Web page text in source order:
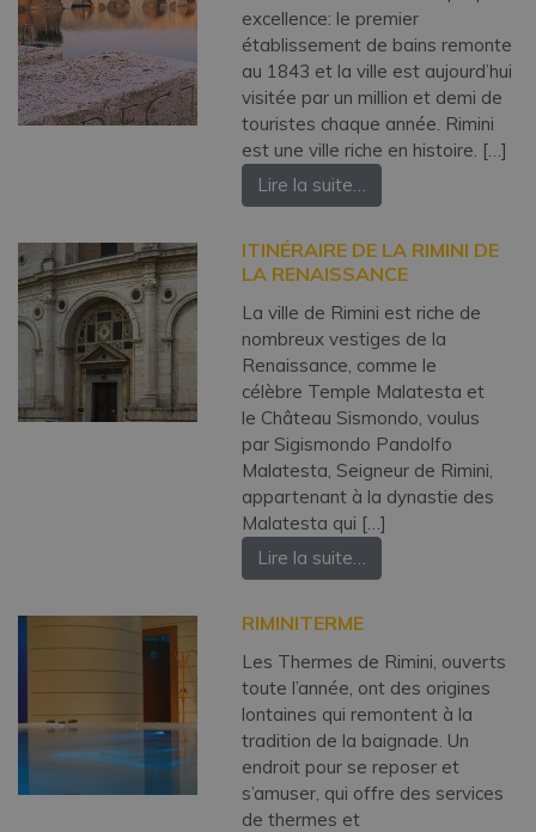
excellence: le premier
établissement de bains remonte
au 1843 et la ville est aujourd’hui
visitée par un million et demi de
touristes chaque année. Rimini
est une ville riche en histoire. […]
Lire la suite…
ITINÉRAIRE DE LA RIMINI DE
LA RENAISSANCE
La ville de Rimini est riche de
nombreux vestiges de la
Renaissance, comme le
célèbre Temple Malatesta et
le Château Sismondo, voulus
par Sigismondo Pandolfo
Malatesta, Seigneur de Rimini,
appartenant à la dynastie des
Malatesta qui […]
Lire la suite…
RIMINITERME
Les Thermes de Rimini, ouverts
toute l’année, ont des origines
lontaines qui remontent à la
tradition de la baignade. Un
endroit pour se reposer et
s’amuser, qui offre des services
de thermes et